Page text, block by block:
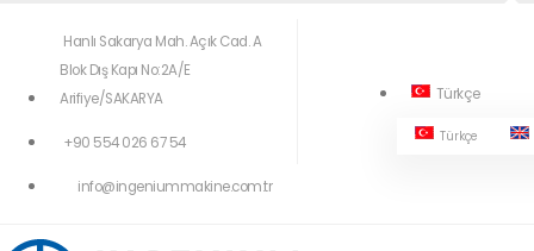
Hanlı Sakarya Mah. Açık Cad. A
Blok Dış Kapı No:2A/E
Arifiye/SAKARYA
+90 554 026 67 54
info@ingeniummakine.com.tr
Türkçe
Türkçe